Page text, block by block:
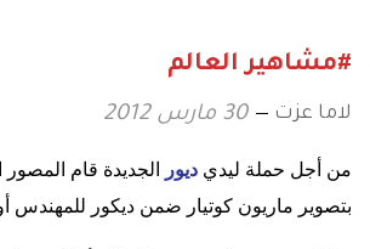
#مشاهير العالم
لاما عزت 30 مارس 2012
من أجل حملة ليدي ديور
الجديدة قام المصور
بتصوير ماريون كوتيار ضمن ديكور للمهندس